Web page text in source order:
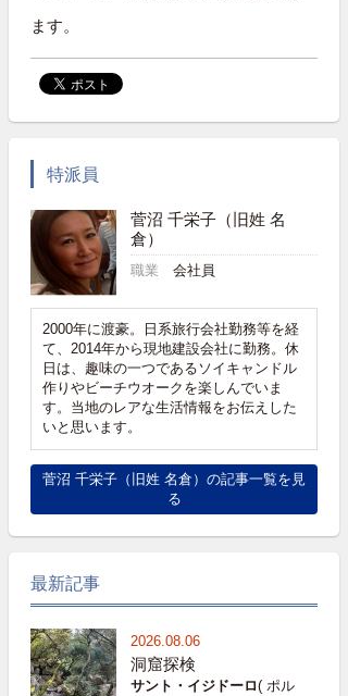
ます。
特派員
菅沼 千栄子（旧姓 名
倉）
職業 会社員
2000年に渡豪。日系旅行会社勤務等を経
て、2014年から現地建設会社に勤務。休
日は、趣味の一つであるソイキャンドル
作りやビーチウオークを楽しんでいま
す。当地のレアな生活情報をお伝えした
いと思います。
菅沼 千栄子（旧姓 名倉）の記事一覧を見
る
最新記事
2026.08.06
洞窟探検
サント・イジドーロ( ポル